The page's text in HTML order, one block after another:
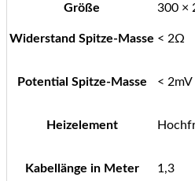
Größe
300 ×
Widerstand Spitze-Masse < 2Ω
Potential Spitze-Masse < 2mV
Heizelement
Kabellänge in Meter 1,3